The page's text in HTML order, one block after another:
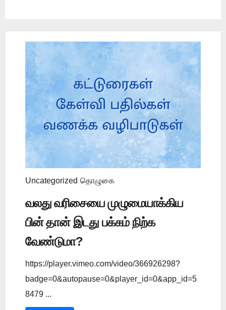
Uncategorized தொழுகை
வலது வரிசையை முழுமையாக்கிய
பின் தான் இடது பக்கம் நிற்க
வேண்டுமா?
https://player.vimeo.com/video/366926298?
badge=0&autopause=0&player_id=0&app_id=5
8479 ...